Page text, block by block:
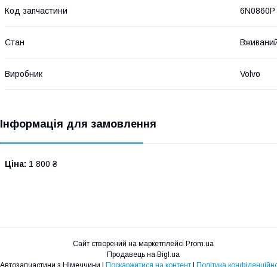
Код запчастини 6N0860P
Стан
Виробник Volvo
Інформація для замовлення
Ціна: 1 800 ₴
Сайт створений на маркетплейсі Prom.ua
Продавець на Bigl.ua
Автозапчастини з Німеччини | Поскаржитися на контент | Політика